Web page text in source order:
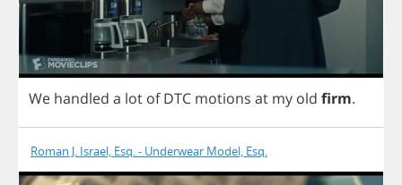
We handled a lot of DTC motions at my old firm.
Roman J. Israel, Esq. - Underwear Model, Esq.